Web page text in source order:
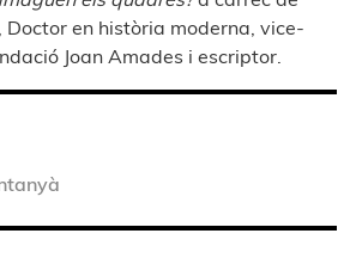
Doctor en història moderna, vice-
Joan Amades i escriptor.